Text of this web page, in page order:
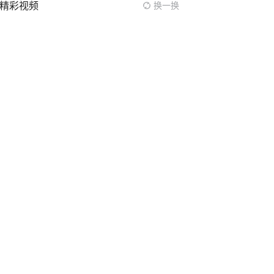
精彩视频 换一换